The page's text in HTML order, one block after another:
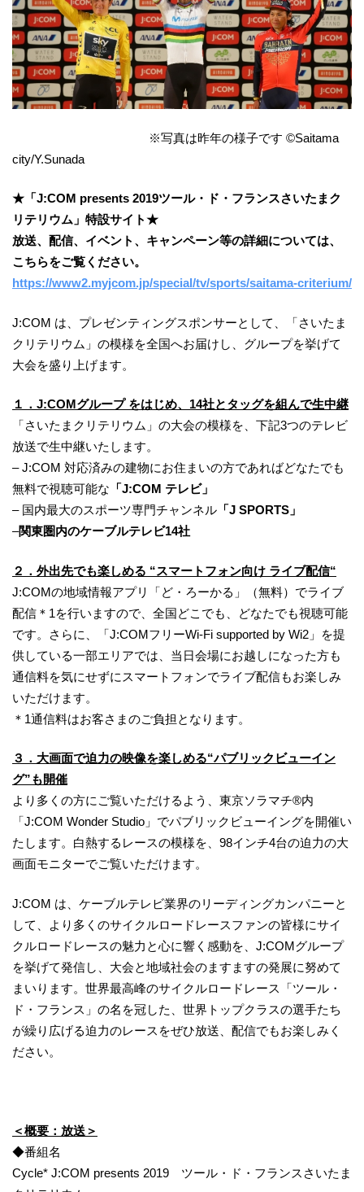
※写真は昨年の様子です ©Saitama
city/Y.Sunada
★「J:COM presents 2019ツール・ド・フランスさいたまク
リテリウム」特設サイト★
放送、配信、イベント、キャンペーン等の詳細については、
こちらをご覧ください。
https://www2.myjcom.jp/special/tv/sports/saitama-criterium/
J:COM は、プレゼンティングスポンサーとして、「さいたま
クリテリウム」の模様を全国へお届けし、グループを挙げて
大会を盛り上げます。
１．J:COMグループ をはじめ、14社とタッグを組んで生中継
「さいたまクリテリウム」の大会の模様を、下記3つのテレビ
放送で生中継いたします。
– J:COM 対応済みの建物にお住まいの方であればどなたでも
無料で視聴可能な 「J:COM テレビ」
– 国内最大のスポーツ専門チャンネル 「J SPORTS」
–関東圏内のケーブルテレビ14社
２．外出先でも楽しめる “スマートフォン向け ライブ配信“
J:COMの地域情報アプリ「ど・ろーかる」（無料）でライブ
配信＊1を行いますので、全国どこでも、どなたでも視聴可能
です。さらに、「J:COMフリーWi-Fi supported by Wi2」を提
供している一部エリアでは、当日会場にお越しになった方も
通信料を気にせずにスマートフォンでライブ配信もお楽しみ
いただけます。
＊1通信料はお客さまのご負担となります。
３．大画面で迫力の映像を楽しめる“パブリックビューイン
グ”も開催
より多くの方にご覧いただけるよう、東京ソラマチ®内
「J:COM Wonder Studio」でパブリックビューイングを開催い
たします。白熱するレースの模様を、98インチ4台の迫力の大
画面モニターでご覧いただけます。
J:COM は、ケーブルテレビ業界のリーディングカンパニーと
して、より多くのサイクルロードレースファンの皆様にサイ
クルロードレースの魅力と心に響く感動を、J:COMグループ
を挙げて発信し、大会と地域社会のますますの発展に努めて
まいります。世界最高峰のサイクルロードレース「ツール・
ド・フランス」の名を冠した、世界トップクラスの選手たち
が繰り広げる迫力のレースをぜひ放送、配信でもお楽しみく
ださい。
＜概要：放送＞
◆番組名
Cycle* J:COM presents 2019 ツール・ド・フランスさいたま